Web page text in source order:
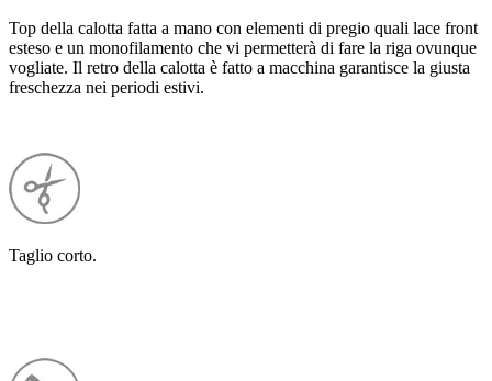
Top della calotta fatta a mano con elementi di pregio quali lace front
esteso e un monofilamento che vi permetterà di fare la riga ovunque
vogliate. Il retro della calotta è fatto a macchina garantisce la giusta
freschezza nei periodi estivi.
Taglio corto.